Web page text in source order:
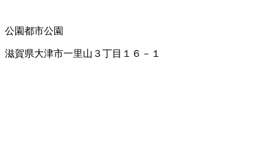
公園都市公園
滋賀県大津市一里山３丁目１６－１